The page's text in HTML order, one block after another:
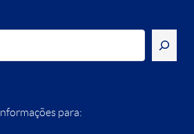
Informações para: